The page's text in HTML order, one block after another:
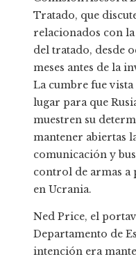
Tratado, que
relacionados con
del tratado, desde
meses antes de la
La cumbre fue
lugar para que
muestren su
mantener abiertas
comunicación y
control de armas a
en Ucrania.
Ned Price, el
Departamento de
intención era